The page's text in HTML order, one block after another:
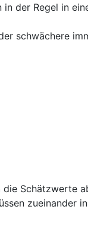
der Regel in
schwächere
Schätzwerte
zueinander